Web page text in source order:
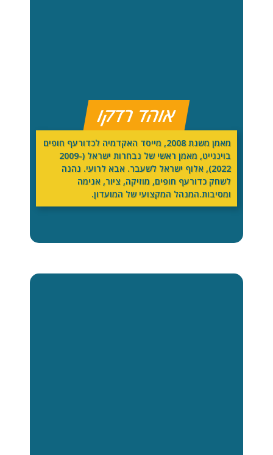
אוהד רדקו
מאמן משנת 2008, מייסד האקדמיה לכדורעף חופים
בוינגייט, מאמן ראשי של נבחרות ישראל (2009-
2022), אלוף ישראל לשעבר. אבא לרועי. נהנה
לשחק כדורעף חופים, מוזיקה, ציור, אנימה
ומסיבות.המנהל המקצועי של המועדון.